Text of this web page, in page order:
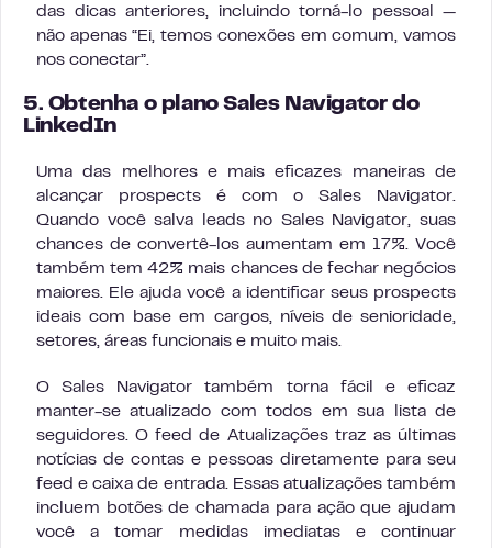
das dicas anteriores, incluindo torná-lo pessoal —
não apenas “Ei, temos conexões em comum, vamos
nos conectar”.
5. Obtenha o plano Sales Navigator do
LinkedIn
Uma das melhores e mais eficazes maneiras de
alcançar prospects é com o Sales Navigator.
Quando você salva leads no Sales Navigator, suas
chances de convertê-los aumentam em 17%. Você
também tem 42% mais chances de fechar negócios
maiores. Ele ajuda você a identificar seus prospects
ideais com base em cargos, níveis de senioridade,
setores, áreas funcionais e muito mais.
O Sales Navigator também torna fácil e eficaz
manter-se atualizado com todos em sua lista de
seguidores. O feed de Atualizações traz as últimas
notícias de contas e pessoas diretamente para seu
feed e caixa de entrada. Essas atualizações também
incluem botões de chamada para ação que ajudam
você a tomar medidas imediatas e continuar